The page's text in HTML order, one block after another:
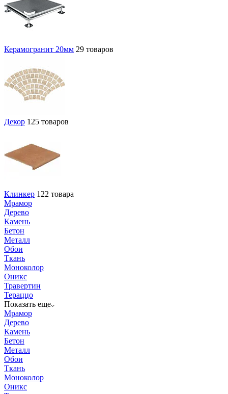
Керамогранит 20мм 29 товаров
Декор 125 товаров
Клинкер 122 товара
Мрамор
Дерево
Камень
Бетон
Металл
Обои
Ткань
Моноколор
Оникс
Травертин
Тераццо
Показать еще
Мрамор
Дерево
Камень
Бетон
Металл
Обои
Ткань
Моноколор
Оникс